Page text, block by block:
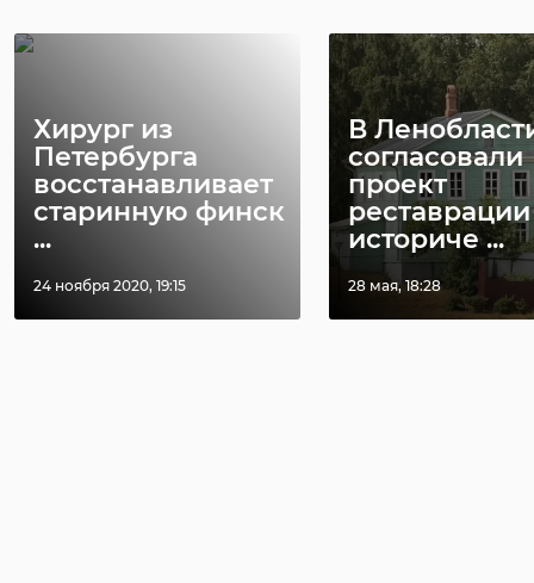
Хирург из
Петербурга
восстанавливает
старинную финск
...
24 ноября 2020, 19:15
В
согласовали
проект
реставрации
историче ...
28 мая, 18:28